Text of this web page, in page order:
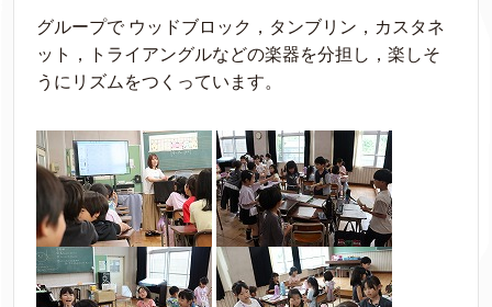
グループで ウッドブロック，タンブリン，カスタネ
ット，トライアングルなどの楽器を分担し，楽しそ
うにリズムをつくっています。